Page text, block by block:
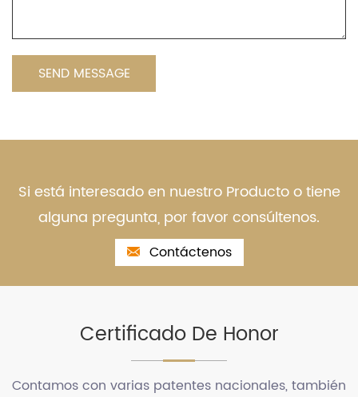
Si está interesado en nuestro Producto o tiene
alguna pregunta, por favor consúltenos.
Contáctenos
Certificado De Honor
Contamos con varias patentes nacionales, también